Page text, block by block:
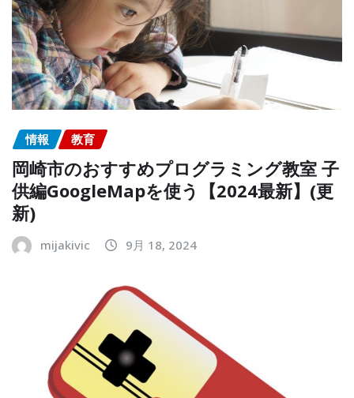
情報 教育
岡崎市のおすすめプログラミング教室 子
供編GoogleMapを使う【2024最新】(更
新)
mijakivic 9月 18, 2024